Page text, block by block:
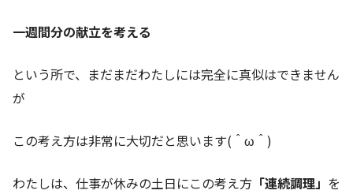
一週間分の献立を考える
という所で、まだまだわたしには完全に真似はできません
が
この考え方は非常に大切だと思います(＾ω＾)
わたしは、仕事が休みの土日にこの考え方 「連続調理」 を